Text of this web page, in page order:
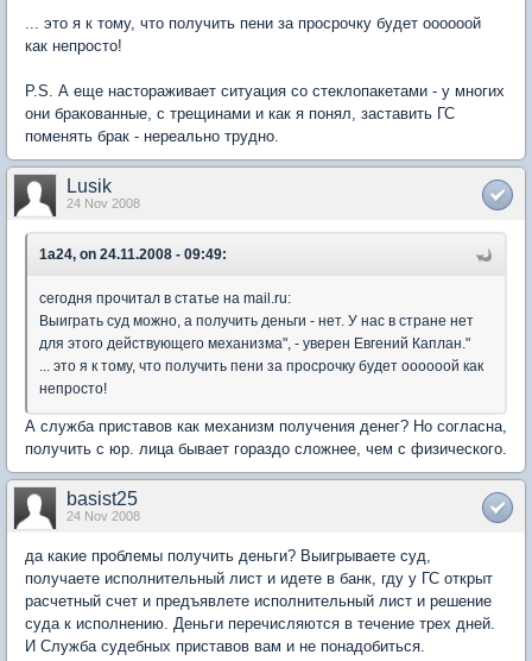
... это я к тому, что получить пени за просрочку будет оооооой
как непросто!
P.S. А еще настораживает ситуация со стеклопакетами - у многих
они бракованные, с трещинами и как я понял, заставить ГС
поменять брак - нереально трудно.
Lusik
24 Nov 2008
1a24, on 24.11.2008 - 09:49:
сегодня прочитал в статье на mail.ru:
Выиграть суд можно, а получить деньги - нет. У нас в стране нет
для этого действующего механизма", - уверен Евгений Каплан."
... это я к тому, что получить пени за просрочку будет оооооой как
непросто!
А служба приставов как механизм получения денег? Но согласна,
получить с юр. лица бывает гораздо сложнее, чем с физического.
basist25
24 Nov 2008
да какие проблемы получить деньги? Выигрываете суд,
получаете исполнительный лист и идете в банк, гду у ГС открыт
расчетный счет и предъявлете исполнительный лист и решение
суда к исполнению. Деньги перечисляются в течение трех дней.
И Служба судебных приставов вам и не понадобиться.